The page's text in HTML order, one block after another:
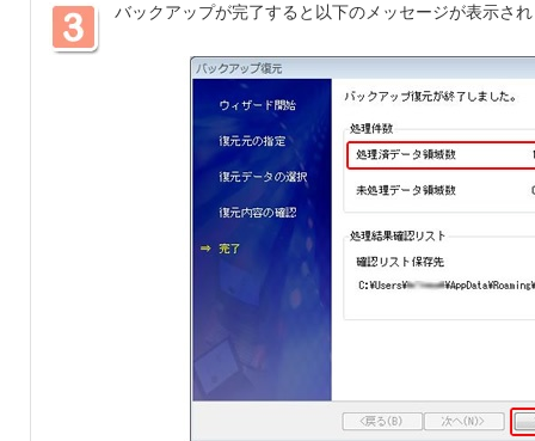
バックアップが完了すると以下のメッセージが表示さ